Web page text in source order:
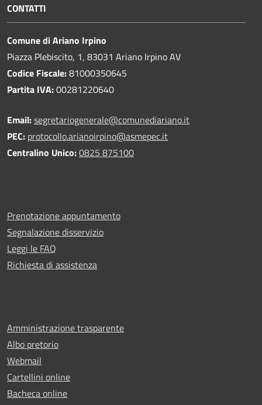
CONTATTI
Comune di Ariano Irpino
Piazza Plebiscito, 1, 83031 Ariano Irpino AV
Codice Fiscale:81000350645
Partita IVA:00281220640
Email:segretariogenerale@comunediariano.it
PEC: protocollo.arianoirpino@asmepec.it
Centralino Unico:0825 875100
Prenotazione appuntamento
Segnalazione disservizio
Leggi le FAQ
Richiesta di assistenza
Amministrazione trasparente
Albo pretorio
Webmail
Cartellini online
Bacheca online